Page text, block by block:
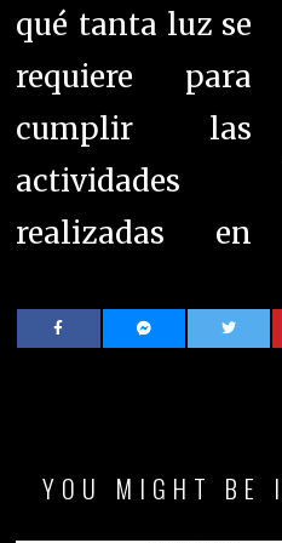
qué tanta luz se
requiere para
cumplir las
actividades
realizadas en
YOU MIGHT BE